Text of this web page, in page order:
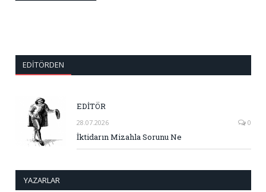
EDITÖRDEN
EDİTÖR
28.07.2026 0
İktidarın Mizahla Sorunu Ne
YAZARLAR